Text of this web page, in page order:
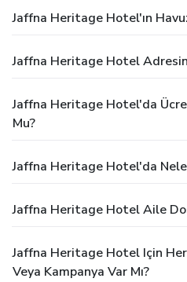
Jaffna Heritage Hotel'ın
Jaffna Heritage Hotel
Jaffna Heritage Hotel'da
Mu?
Jaffna Heritage Hotel'da
Jaffna Heritage Hotel Aile
Jaffna Heritage Hotel Için
Veya Kampanya Var Mı?